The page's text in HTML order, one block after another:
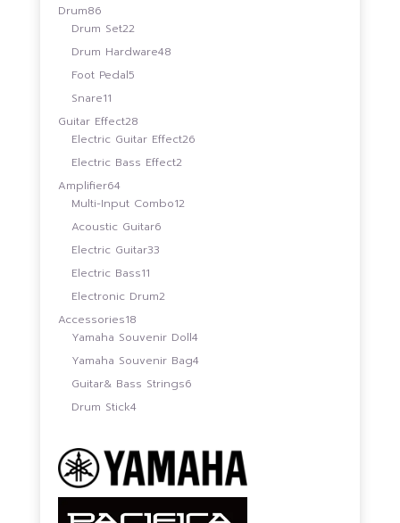
Drum8686
สินค้า
Drum Set2222
Drum Hardware4848
Foot Pedal55
Snare1111
สินค้า
Guitar Effect2828
สินค้า
Electric Guitar Effect2626
Electric Bass Effect22
Amplifier6464
สินค้า
Multi-Input Combo1212
Acoustic Guitar66
Electric Guitar3333
Electric Bass1111
สินค้า
Electronic Drum22
Accessories1818
สินค้า
Yamaha Souvenir Doll44
สินค้า
Yamaha Souvenir Bag44
Guitar& Bass Strings66
Drum Stick44